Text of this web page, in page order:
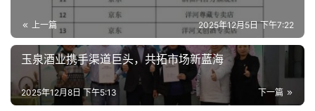
上一篇 2025年12月5日 下午7:22
玉泉酒业携手渠道巨头，共拓市场新蓝海
下一篇
2025年12月8日 下午5:13